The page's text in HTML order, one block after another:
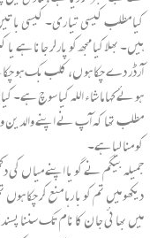
کیا مطلب کیسی تیا ری۔ کیسی با
ہیں۔ بھلا کیا مجھ کو پارلر جانا ہے
آرڈر دے چکا ہو ں، کلب بک ہو
مطلب تھا کہ آپ نے اپنے
کو منا لیا ہے۔
جمیلہ بیگم نے گو یا اپنے میا ں
دیکھو میں تم کو با رہا منع کر چکا
میں بھا ئی جا ن کا نام تک سننا